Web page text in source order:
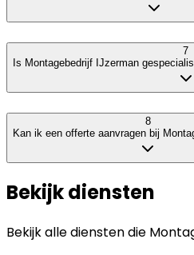
7
Is Montagebedrijf IJzerman
8
Kan ik een offerte aanvragen bij
Bekijk diensten
Bekijk alle diensten die